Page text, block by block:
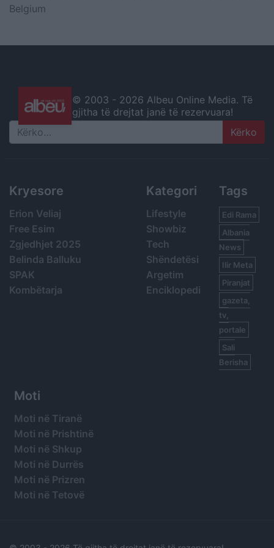
Belgium
© 2003 - 2026 Albeu Online Media. Të
gjitha të drejtat janë të rezervuara!
Search
Kryesore
Erion Veliaj
Free Esim
Zgjedhjet 2025
Belinda Balluku
SPAK
Kombëtarja
Kategori
Lifestyle
Showbiz
Tech
Shëndetësi
Argetim
Enciklopedi
Tags
Edi Rama
Albania
News
Ilir Meta
Piranjat
gazeta,
tv,
portale
Sali
Berisha
Moti
Moti në Tiranë
Moti në Prishtinë
Moti në Shkup
Moti në Durrës
Moti në Prizren
Moti në Tetovë